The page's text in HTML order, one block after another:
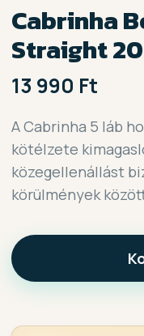
Cabrinha
Straight
13 990 Ft
A Cabrinha 5 láb
kötélzete
közegellenállást
körülmények